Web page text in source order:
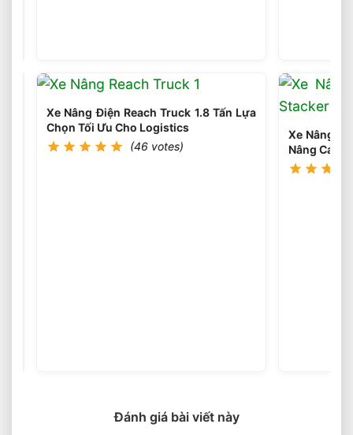
Từng
Dụng
Xe Nâng Điện Reach Truck 1.8 Tấn Lựa
Chọn Tối Ưu Cho Logistics
(46 votes)
Xe Nâng
Nâng Cao
Đánh giá bài viết này